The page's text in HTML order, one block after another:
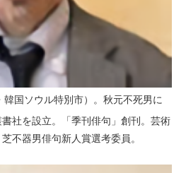
韓国ソウル特別市）。秋元不死男に
社を設立。「季刊俳句」創刊。芸術
不器男俳句新人賞選考委員。